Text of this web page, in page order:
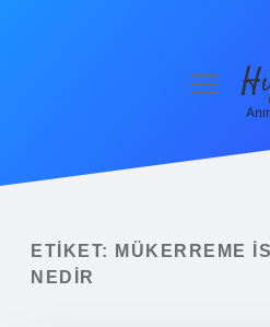
Yasal Uyarı
menüyü
ETIKET:
MÜKERREME
NEDIR